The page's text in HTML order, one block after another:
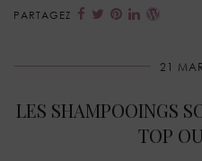
PARTAGEZ
21
LES SHAMPOOINGS
TOP